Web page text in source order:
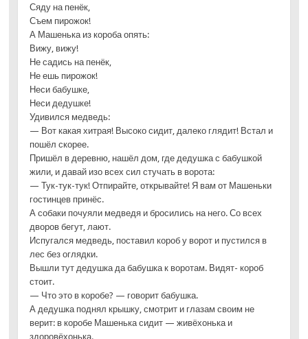
Сяду на пенёк,
Съем пирожок!
А Машенька из короба опять:
Вижу, вижу!
Не садись на пенёк,
Не ешь пирожок!
Неси бабушке,
Неси дедушке!
Удивился медведь:
— Вот какая хитрая! Высоко сидит, далеко глядит! Встал и
пошёл скорее.
Пришёл в деревню, нашёл дом, где дедушка с бабушкой
жили, и давай изо всех сил стучать в ворота:
— Тук-тук-тук! Отпирайте, открывайте! Я вам от Машеньки
гостинцев принёс.
А собаки почуяли медведя и бросились на него. Со всех
дворов бегут, лают.
Испугался медведь, поставил короб у ворот и пустился в
лес без оглядки.
Вышли тут дедушка да бабушка к воротам. Видят- короб
стоит.
— Что это в коробе? — говорит бабушка.
А дедушка поднял крышку, смотрит и глазам своим не
верит: в коробе Машенька сидит — живёхонька и
здоровёхонька.